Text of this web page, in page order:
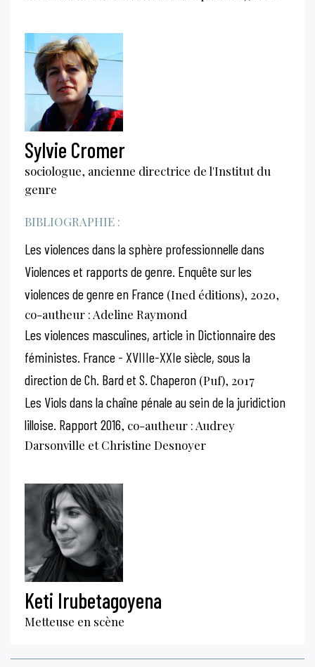
Sylvie Cromer
sociologue, ancienne directrice de l'Institut du
genre
BIBLIOGRAPHIE :
Les violences dans la sphère professionnelle dans
Violences et rapports de genre. Enquête sur les
violences de genre en France (Ined éditions), 2020,
co-autheur : Adeline Raymond
Les violences masculines, article in Dictionnaire des
féministes. France - XVIIIe-XXIe siècle, sous la
direction de Ch. Bard et S. Chaperon (Puf), 2017
Les Viols dans la chaîne pénale au sein de la juridiction
lilloise. Rapport 2016, co-autheur : Audrey
Darsonville et Christine Desnoyer
Keti Irubetagoyena
Metteuse en scène